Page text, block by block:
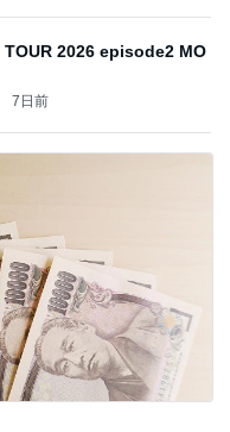
2026 episode2 MO
7日前